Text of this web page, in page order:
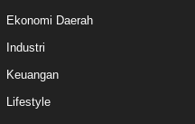
Ekonomi Daerah
Industri
Keuangan
Lifestyle